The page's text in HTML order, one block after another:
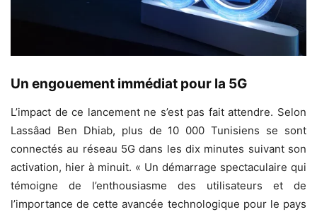
Un engouement immédiat pour la 5G
L’impact de ce lancement ne s’est pas fait attendre. Selon
Lassâad Ben Dhiab, plus de 10 000 Tunisiens se sont
connectés au réseau 5G dans les dix minutes suivant son
activation, hier à minuit. « Un démarrage spectaculaire qui
témoigne de l’enthousiasme des utilisateurs et de
l’importance de cette avancée technologique pour le pays